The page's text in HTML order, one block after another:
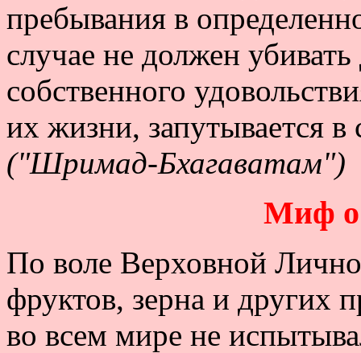
пребывания в
случае не должен
собственного
их жизни, запутывается в
("Шримад-Бхагаватам")
Миф о
По воле Верховной
фруктов, зерна и других
во всем мире не